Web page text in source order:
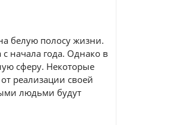
белую полосу жизни.
начала года. Однако в
сферу. Некоторые
реализации своей
людьми будут